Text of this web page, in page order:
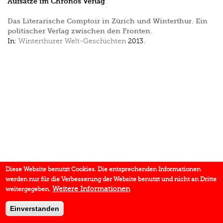
Das Literarische Comptoir in Zürich und Winterthur. Ein
politischer Verlag zwischen den Fronten.
In: Winterthurer Welt-Geschichten 2013.
Diese Website benutzt Cookies. Die entsprechenden Informationen
werden nur für die Verbesserung der Website benutzt und nicht an Dritte
weitergegeben. Weitere Informationen
Einverstanden